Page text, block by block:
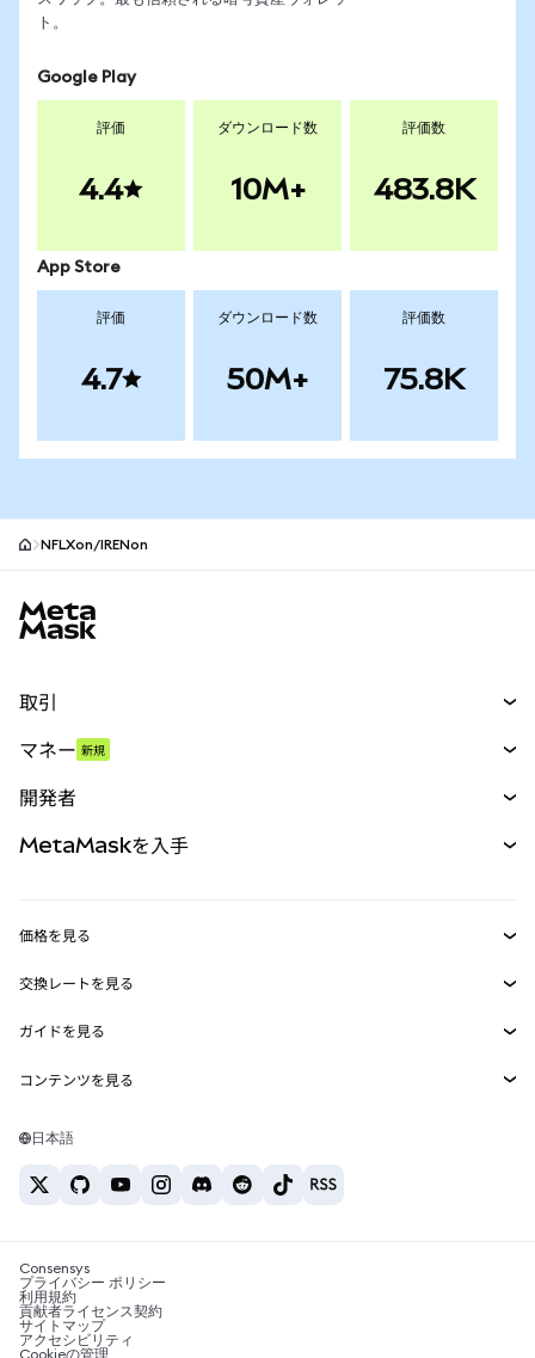
ト。
Google Play
評価
4.4
ダウンロード数
10M+
評価数
483.8K
App Store
評価
4.7
ダウンロード数
50M+
評価数
75.8K
NFLXon/IRENon
取引
パーペチュアル
RWA
マネー 新規
開発者
MetaMask Connect
Snaps
Web3サービス
MetaMaskを入手
セキュリティ
サポート
キャリア
お問い合わせ
価格を見る
イーサリアムの価格
Solanaの価格
Tetherの価格
交換レートを見る
ETH→USD
USDT→INR
BTC→INR
ETH→USDT
ガイドを見る
ETHの購入
USDTの購入
SHIBの購入
BNBの購入
コンテンツを見る
Solanaウォレット
税制関連ニュース
暗号資産の購入方法は？
ビットコインを売るには？
日本語
Consensys
プライバシー ポリシー
利用規約
貢献者ライセンス契約
サイトマップ
アクセシビリティ
Cookieの管理